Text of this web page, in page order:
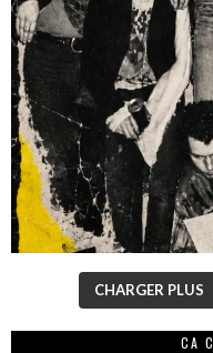
CHARGER PLUS
CA